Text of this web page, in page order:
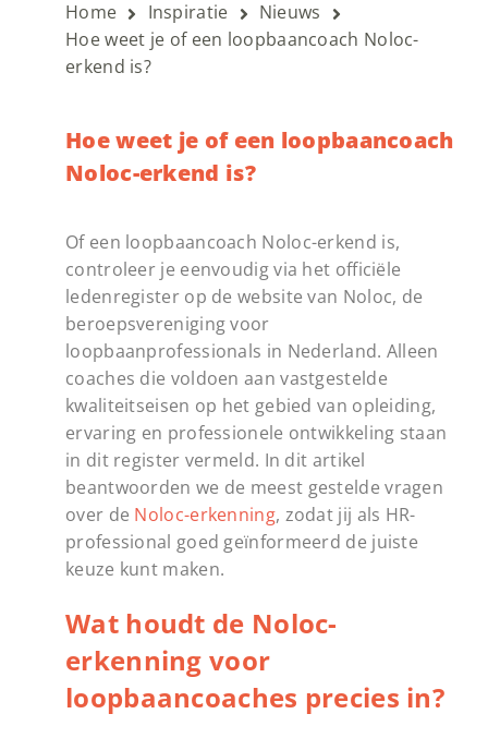
Home Inspiratie
Nieuws
Hoe weet je of een loopbaancoach Noloc-
erkend is?
Hoe weet je of een loopbaancoach
Noloc-erkend is?
Of een loopbaancoach Noloc-erkend is,
controleer je eenvoudig via het officiële
ledenregister op de website van Noloc, de
beroepsvereniging voor
loopbaanprofessionals in Nederland. Alleen
coaches die voldoen aan vastgestelde
kwaliteitseisen op het gebied van opleiding,
ervaring en professionele ontwikkeling staan
in dit register vermeld. In dit artikel
beantwoorden we de meest gestelde vragen
over de Noloc-erkenning, zodat jij als HR-
professional goed geïnformeerd de juiste
keuze kunt maken.
Wat houdt de Noloc-
erkenning voor
loopbaancoaches precies in?